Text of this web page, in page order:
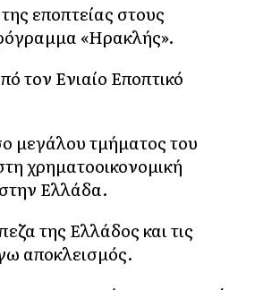
εποπτείας στους
«Ηρακλής».
τον Ενιαίο Εποπτικό
μεγάλου τμήματος του
χρηματοοικονομική
Ελλάδα.
της Ελλάδος και τις
αποκλεισμός.